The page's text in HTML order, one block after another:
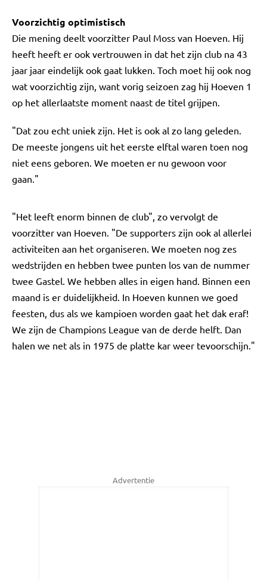
Voorzichtig optimistisch
Die mening deelt voorzitter Paul Moss van Hoeven. Hij
heeft heeft er ook vertrouwen in dat het zijn club na 43
jaar jaar eindelijk ook gaat lukken. Toch moet hij ook nog
wat voorzichtig zijn, want vorig seizoen zag hij Hoeven 1
op het allerlaatste moment naast de titel grijpen.
"Dat zou echt uniek zijn. Het is ook al zo lang geleden.
De meeste jongens uit het eerste elftal waren toen nog
niet eens geboren. We moeten er nu gewoon voor
gaan."
"Het leeft enorm binnen de club", zo vervolgt de
voorzitter van Hoeven. "De supporters zijn ook al allerlei
activiteiten aan het organiseren. We moeten nog zes
wedstrijden en hebben twee punten los van de nummer
twee Gastel. We hebben alles in eigen hand. Binnen een
maand is er duidelijkheid. In Hoeven kunnen we goed
feesten, dus als we kampioen worden gaat het dak eraf!
We zijn de Champions League van de derde helft. Dan
halen we net als in 1975 de platte kar weer tevoorschijn."
Advertentie